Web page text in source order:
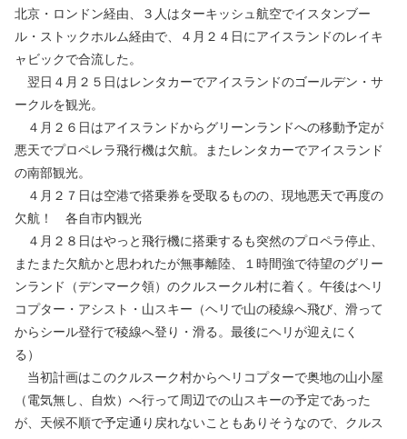
北京・ロンドン経由、３人はターキッシュ航空でイスタンブー
ル・ストックホルム経由で、４月２４日にアイスランドのレイキ
ャビックで合流した。
翌日４月２５日はレンタカーでアイスランドのゴールデン・サ
ークルを観光。
４月２６日はアイスランドからグリーンランドへの移動予定が
悪天でプロペレラ飛行機は欠航。またレンタカーでアイスランド
の南部観光。
４月２７日は空港で搭乗券を受取るものの、現地悪天で再度の
欠航！ 各自市内観光
４月２８日はやっと飛行機に搭乗するも突然のプロペラ停止、
またまた欠航かと思われたが無事離陸、１時間強で待望のグリー
ンランド（デンマーク領）のクルスークル村に着く。午後はヘリ
コプター・アシスト・山スキー（ヘリで山の稜線へ飛び、滑って
からシール登行で稜線へ登り・滑る。最後にヘリが迎えにく
る）
当初計画はこのクルスーク村からヘリコプターで奥地の山小屋
（電気無し、自炊）へ行って周辺での山スキーの予定であった
が、天候不順で予定通り戻れないこともありそうなので、クルス